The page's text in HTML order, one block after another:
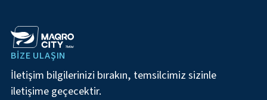
BIZE ULAŞIN
İletişim bilgilerinizi bırakın, temsilcimiz sizinle
iletişime geçecektir.